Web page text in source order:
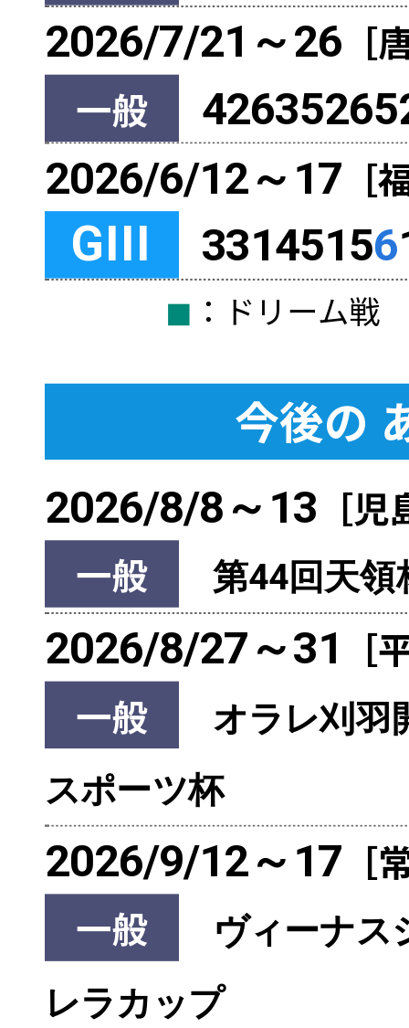
2026/7/21～26 ［
一般
2026/6/12～17 ［
GIII 33145156
◼︎ ：ドリーム
今後の
2026/8/8～13 ［
一般
第44回天領
2026/8/27～31
一般
オラレ刈羽
スポーツ杯
2026/9/12～17 ［
一般
ヴィーナス
レラカップ